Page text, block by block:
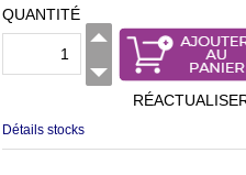
QUANTITÉ
Détails stocks